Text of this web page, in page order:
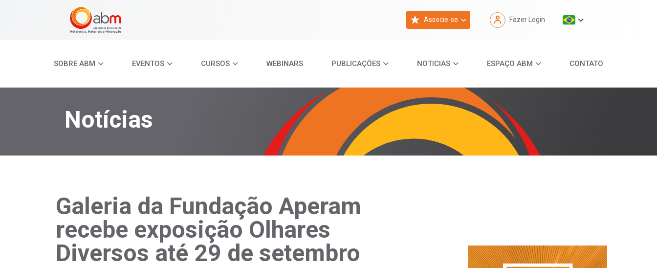
Associe-se Fazer Login
SOBRE ABM EVENTOS CURSOS WEBINARS PUBLICAÇÕES NOTICIAS ESPAÇO ABM CONTATO
Notícias
Galeria da Fundação Aperam
recebe exposição Olhares
Diversos até 29 de setembro